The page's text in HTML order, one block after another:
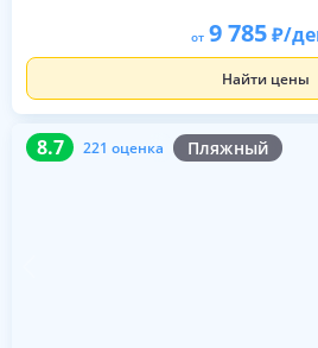
от 9 785 /
Найти цены
8.7 221 оценка Пляжный
8.7 221 оценка